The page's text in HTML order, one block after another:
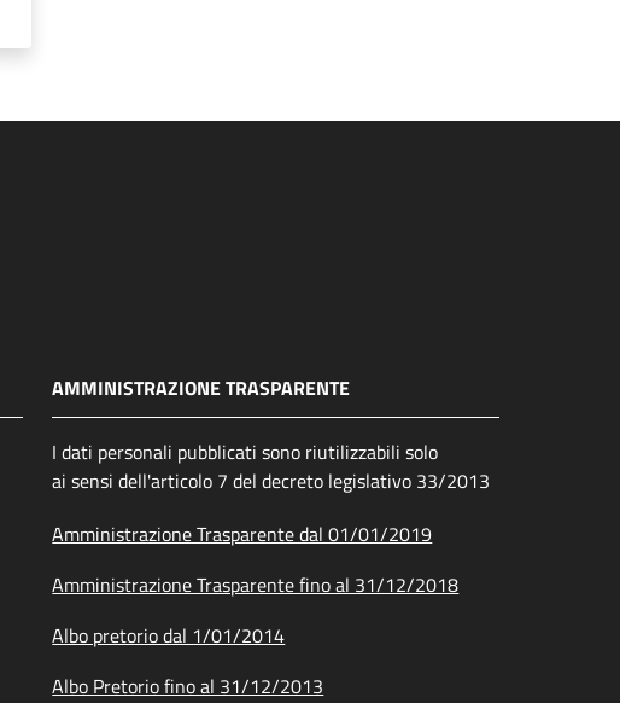
AMMINISTRAZIONE TRASPARENTE
I dati personali pubblicati sono riutilizzabili solo
ai sensi dell'articolo 7 del decreto legislativo 33/2013
Amministrazione Trasparente dal 01/01/2019
Amministrazione Trasparente fino al 31/12/2018
Albo pretorio dal 1/01/2014
Albo Pretorio fino al 31/12/2013